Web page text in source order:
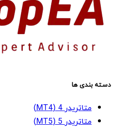
دسته بندی ها
متاتریدر 4 (MT4)
متاتریدر 5 (MT5)